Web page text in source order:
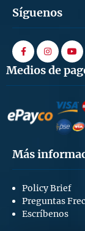
Síguenos
facebookinstagram
Medios de
Más
Policy Brief
Preguntas
Escríbenos